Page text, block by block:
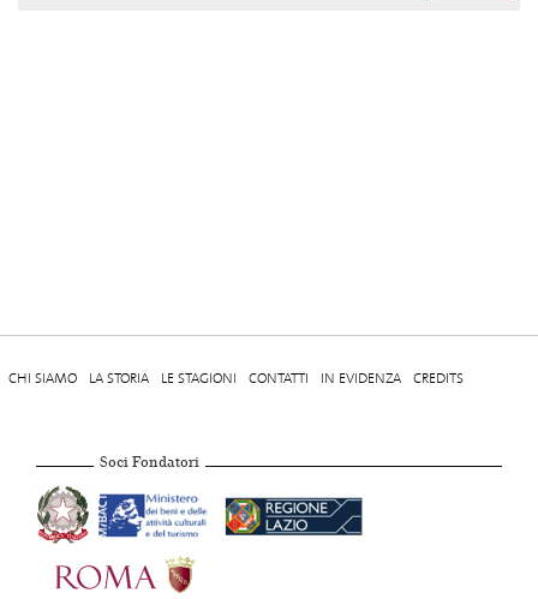
CHI SIAMO LA STORIA LE STAGIONI CONTATTI IN EVIDENZA CREDITS
Soci Fondatori